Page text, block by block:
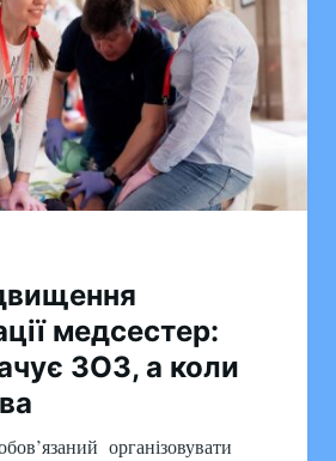
медсестер:
ЗОЗ, а коли
організовувати